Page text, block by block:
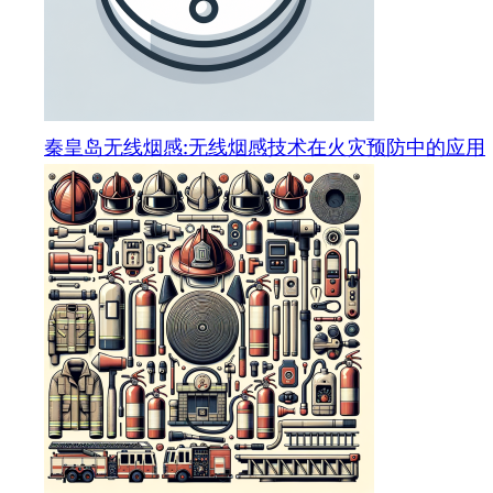
秦皇岛无线烟感:无线烟感技术在火灾预防中的应用